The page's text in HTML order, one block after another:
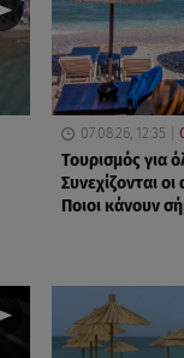
07.08.26, 12:35
Τουρισμός για
Συνεχίζονται οι
Ποιοι κάνουν